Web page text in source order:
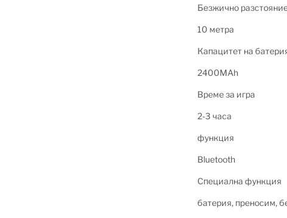
Безжично
10 метра
Капацитет на
2400MAh
Време за игра
2-3 часа
функция
Bluetooth
Специална функция
батерия, преносим,